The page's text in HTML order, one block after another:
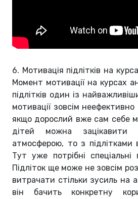
6. Мотивація підлітків на
Момент мотивації на курсах
підлітків один із
мотивації зовсім неефективно
якщо дорослий вже сам себе
дітей можна
атмосферою, то з підлітками
Тут уже потрібні
Підліток ще може не зовсім
витрачати стільки зусиль на
він бачить конкретну